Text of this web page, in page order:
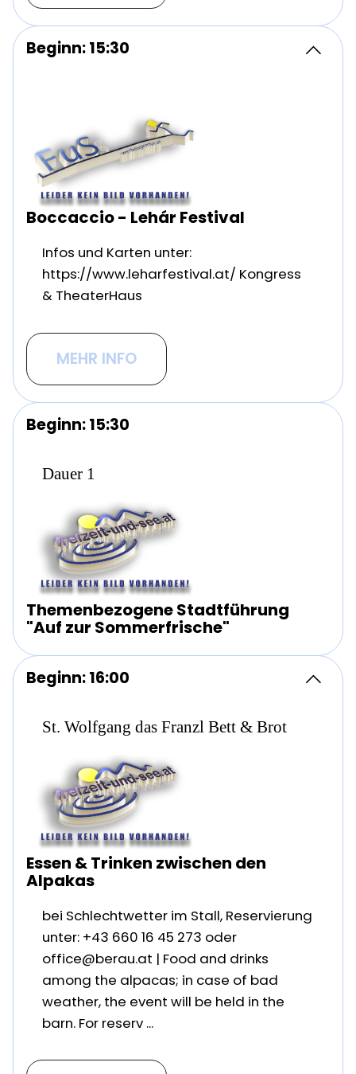
Beginn: 15:30
Boccaccio - Lehár Festival
Infos und Karten unter:
https://www.leharfestival.at/ Kongress
& TheaterHaus
MEHR INFO
Beginn: 15:30
Dauer 1
Themenbezogene Stadtführung
"Auf zur Sommerfrische"
Beginn: 16:00
St. Wolfgang das Franzl Bett & Brot
Essen & Trinken zwischen den
Alpakas
bei Schlechtwetter im Stall, Reservierung
unter: +43 660 16 45 273 oder
office@berau.at | Food and drinks
among the alpacas; in case of bad
weather, the event will be held in the
barn. For reserv ...